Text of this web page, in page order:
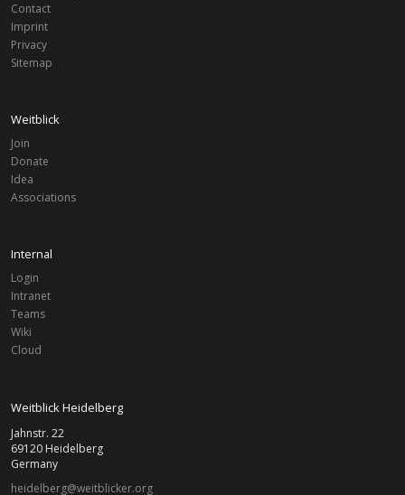
Contact
Imprint
Privacy
Sitemap
Weitblick
Join
Donate
Idea
Associations
Internal
Login
Intranet
Teams
Wiki
Cloud
Weitblick Heidelberg
Jahnstr. 22
69120 Heidelberg
Germany
heidelberg@weitblicker.org